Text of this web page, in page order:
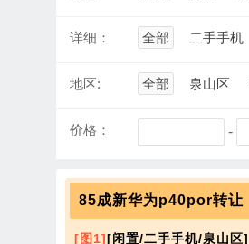
详细： 全部 二手手机
地区: 全部 泉山区
价格： -
85成新华为p40por转让
[图1][闲置/二手手机/泉山区]